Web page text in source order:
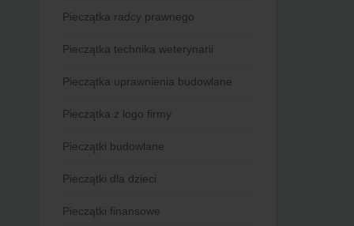
Pieczątka radcy prawnego
Pieczątka technika weterynarii
Pieczątka uprawnienia budowlane
Pieczątka z logo firmy
Pieczątki budowlane
Pieczątki dla dzieci
Pieczątki finansowe